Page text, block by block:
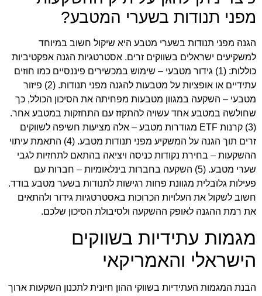
מפני תנודות בשערי המטבע?
הגנה מפני תנודות בשערי מטבע היא שיקול חשוב במיוחד
למשקיעים ישראלים בשווקים זרים. אסטרטגיות הגנה אפקטיביות
כוללות: (1) גידור מטבעי – שימוש במכשירים פיננסיים כמו חוזים
עתידיים או אופציות על מטבעות להגנה מפני תנודות. (2) פיזור
מטבעי – השקעה במגוון מטבעות מפחיתה את הסיכון הכולל, כך
שחולשה במטבע אחד עשויה להתקזז עם התחזקות במטבע אחר.
(3) קרנות ETF מגודרות מטבע – אלה מציעות חשיפה לשווקים
זרים תוך הגנה על המשקיע מפני תנודות מטבע. (4) התאמת עיתוי
ההשקעות – בחירת נקודות כניסה ויציאה בהתאם לתחזיות לגבי
שערי מטבע. (5) השקעה בחברות בינלאומיות – חברות עם
פעילות גלובלית מגוונת פחות רגישות לתנודות בשער מטבע בודד.
חשוב לשקול את העלויות הכרוכות באסטרטגיות גידור ולהתאים
את רמת ההגנה לאופק ההשקעה ולסיבולת הסיכון שלכם.
מגמות עתידיות בשווקים
הישראלי והאמריקאי
הבנת המגמות העתידיות בשווקי ההון חיונית לתכנון השקעות ארוך